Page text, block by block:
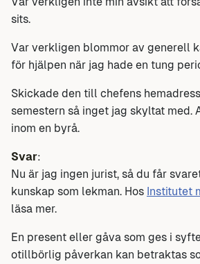
sits.
Var verkligen blommor av generell
för hjälpen när jag hade en tung
Skickade den till chefens
semestern så inget jag skyltat med.
inom en byrå.
Svar:
Nu är jag ingen jurist, så du får
kunskap som lekman. Hos Institutet
läsa mer.
En present eller gåva som ges i
otillbörlig påverkan kan betraktas